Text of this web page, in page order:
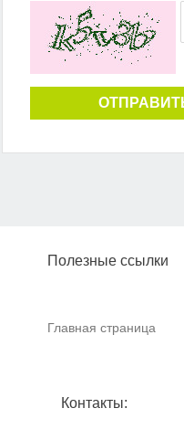
Полезные ссылки
Главная страница
Контакты: